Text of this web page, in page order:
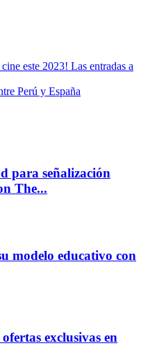
este 2023! Las entradas a
Perú y España
para señalización
The...
modelo educativo con
exclusivas en